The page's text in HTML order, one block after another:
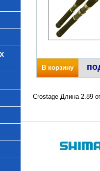
В корзину
Crostage Длина 2.89